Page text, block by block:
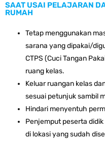
SAAT USAI PELAJARAN
RUMAH
Tetap menggunakan
sarana yang dipakai/
CTPS (Cuci Tangan
ruang kelas.
Keluar ruangan kelas
sesuai petunjuk sambil
Hindari menyentuh
Penjemput peserta
di lokasi yang sudah